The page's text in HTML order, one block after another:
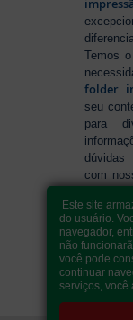
Temos o
folder
seu
para
com
Este site
do usuário.
navegador,
não
você pode
continuar
serviços, você